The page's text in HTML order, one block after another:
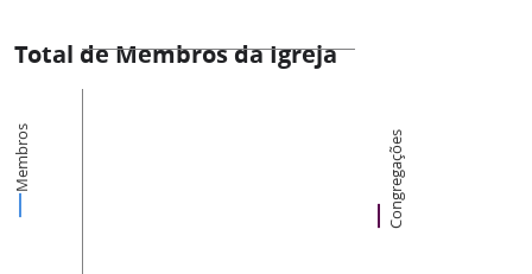
Total de Membros da Igreja
Membros Congregações